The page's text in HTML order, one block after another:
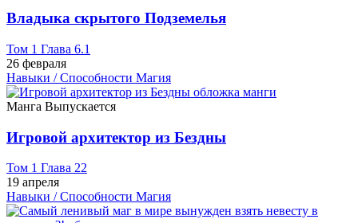
Владыка скрытого Подземелья
Том 1 Глава 6.1
26 февраля
Навыки / Способности Магия
Манга Выпускается
Игровой архитектор из Бездны
Том 1 Глава 22
19 апреля
Навыки / Способности Магия